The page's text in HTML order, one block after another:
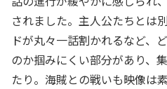
されました。主人公たちとは
ドが丸々一話割かれるなど、
のか掴みにくい部分があり、
たり。海賊との戦いも映像は